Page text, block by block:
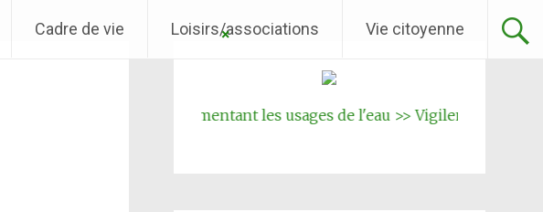
Cadre de vie Loisirs/associations Vie citoyenne
- Arrêté réglementant les usages de l'eau >> Vigilence renforcée